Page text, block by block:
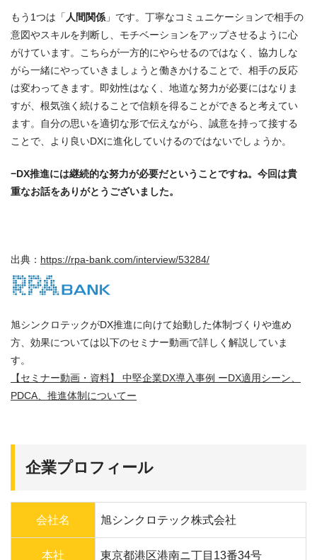
もう1つは「 人間関係 」です。丁寧なコミュニケーションで相手の
意図やスキルを判断し、モチベーションをアップさせるように心
がけています。こちらが一方的にやらせるのではなく、協力しな
がら一緒にやっていきましょうと働きかけることで、相手の反応
は変わってきます。即効性はなく、地道な努力が必要にはなりま
すが、根気強く続けることで信頼を得ることができると考えてい
ます。自分の思いを適切な形で伝えながら、誠意を持って接する
ことで、より良いDXに進化していけるのではないでしょうか。
−DX推進には継続的な努力が必要だということですね。今回は貴
重なお話をありがとうございました。
出典： https://rpa-bank.com/interview/53284/
旭シンクロテックがDX推進に向けて始動した体制づくりや進め
方、効果については以下のセミナー動画で詳しく解説していま
す。
【セミナー動画・資料】 中堅企業DX導入事例 ーDX適用シーン、
PDCA、推進体制についてー
企業プロフィール
会社名 旭シンクロテック株式会社
本社 東京都港区港南ニ丁目13番34号